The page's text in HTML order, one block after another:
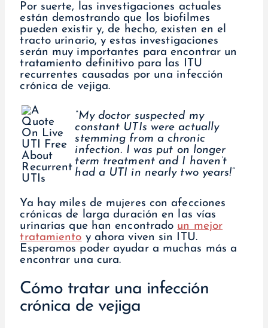
Por suerte, las investigaciones actuales
están demostrando que los biofilmes
pueden existir y, de hecho, existen en el
tracto urinario, y estas investigaciones
serán muy importantes para encontrar un
tratamiento definitivo para las ITU
recurrentes causadas por una infección
crónica de vejiga.
“My doctor suspected my
constant UTIs were actually
stemming from a chronic
infection. I was put on longer
term treatment and I haven’t
had a UTI in nearly two years!”
Ya hay miles de mujeres con afecciones
crónicas de larga duración en las vías
urinarias que han encontrado un mejor
tratamiento y ahora viven sin ITU.
Esperamos poder ayudar a muchas más a
encontrar una cura.
Cómo tratar una infección
crónica de vejiga